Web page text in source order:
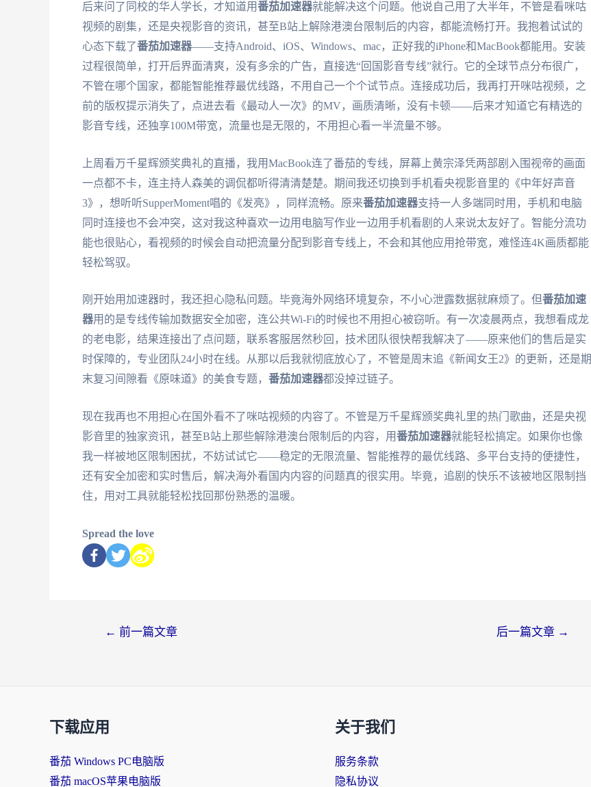
后来问了同校的华人学长，才知道用番茄加速器就能解决这个问题。他说自己用了大半年，不管是看咪咕
视频的剧集，还是央视影音的资讯，甚至B站上解除港澳台限制后的内容，都能流畅打开。我抱着试试的
心态下载了番茄加速器——支持Android、iOS、Windows、mac，正好我的iPhone和MacBook都能用。安装
过程很简单，打开后界面清爽，没有多余的广告，直接选“回国影音专线”就行。它的全球节点分布很广，
不管在哪个国家，都能智能推荐最优线路，不用自己一个个试节点。连接成功后，我再打开咪咕视频，之
前的版权提示消失了，点进去看《最动人一次》的MV，画质清晰，没有卡顿——后来才知道它有精选的
影音专线，还独享100M带宽，流量也是无限的，不用担心看一半流量不够。
上周看万千星辉颁奖典礼的直播，我用MacBook连了番茄的专线，屏幕上黄宗泽凭两部剧入围视帝的画面
一点都不卡，连主持人森美的调侃都听得清清楚楚。期间我还切换到手机看央视影音里的《中年好声音
3》，想听听SupperMoment唱的《发亮》，同样流畅。原来番茄加速器支持一人多端同时用，手机和电脑
同时连接也不会冲突，这对我这种喜欢一边用电脑写作业一边用手机看剧的人来说太友好了。智能分流功
能也很贴心，看视频的时候会自动把流量分配到影音专线上，不会和其他应用抢带宽，难怪连4K画质都能
轻松驾驭。
刚开始用加速器时，我还担心隐私问题。毕竟海外网络环境复杂，不小心泄露数据就麻烦了。但番茄加速
器用的是专线传输加数据安全加密，连公共Wi-Fi的时候也不用担心被窃听。有一次凌晨两点，我想看成龙
的老电影，结果连接出了点问题，联系客服居然秒回，技术团队很快帮我解决了——原来他们的售后是实
时保障的，专业团队24小时在线。从那以后我就彻底放心了，不管是周末追《新闻女王2》的更新，还是期
末复习间隙看《原味道》的美食专题， 番茄加速器都没掉过链子。
现在我再也不用担心在国外看不了咪咕视频的内容了。不管是万千星辉颁奖典礼里的热门歌曲，还是央视
影音里的独家资讯，甚至B站上那些解除港澳台限制后的内容，用番茄加速器就能轻松搞定。如果你也像
我一样被地区限制困扰，不妨试试它——稳定的无限流量、智能推荐的最优线路、多平台支持的便捷性，
还有安全加密和实时售后，解决海外看国内内容的问题真的很实用。毕竟，追剧的快乐不该被地区限制挡
住，用对工具就能轻松找回那份熟悉的温暖。
Spread the love
← 前一篇文章 后一篇文章 →
下载应用
番茄 Windows PC电脑版
番茄 macOS苹果电脑版
关于我们
服务条款
隐私协议